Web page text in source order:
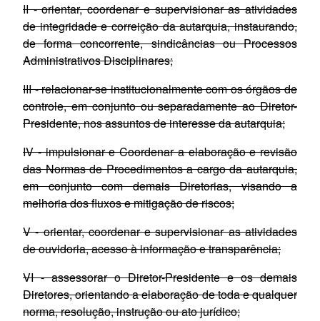
II - orientar, coordenar e supervisionar as atividades
de integridade e correição da autarquia, instaurando,
de forma concorrente, sindicâncias ou Processos
Administrativos Disciplinares;
III - relacionar-se institucionalmente com os órgãos de
controle, em conjunto ou separadamente ao Diretor-
Presidente, nos assuntos de interesse da autarquia;
IV - impulsionar e Coordenar a elaboração e revisão
das Normas de Procedimentos a cargo da autarquia,
em conjunto com demais Diretorias, visando a
melhoria dos fluxos e mitigação de riscos;
V - orientar, coordenar e supervisionar as atividades
de ouvidoria, acesso à informação e transparência;
VI - assessorar o Diretor-Presidente e os demais
Diretores, orientando a elaboração de toda e qualquer
norma, resolução, instrução ou ato jurídico;